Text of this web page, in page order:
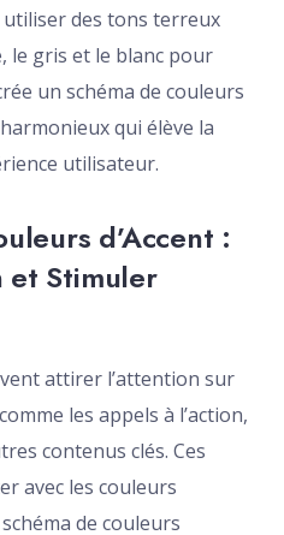
des tons terreux
le gris et le blanc pour
un schéma de couleurs
qui élève la
utilisateur.
d’Accent :
et Stimuler
attirer l’attention sur
les appels à l’action,
contenus clés. Ces
avec les couleurs
de couleurs